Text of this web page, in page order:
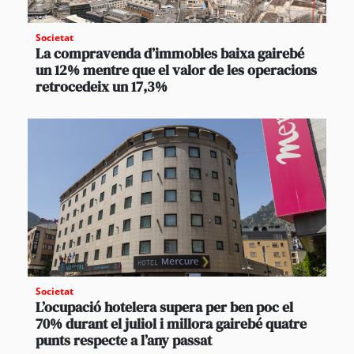
Societat
La compravenda d’immobles baixa gairebé
un 12% mentre que el valor de les operacions
retrocedeix un 17,3%
Societat
L’ocupació hotelera supera per ben poc el
70% durant el juliol i millora gairebé quatre
punts respecte a l’any passat